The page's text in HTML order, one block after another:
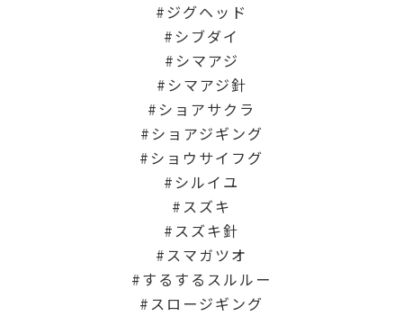
ジグヘッド
シブダイ
シマアジ
シマアジ針
ショアサクラ
ショアジギング
ショウサイフグ
シルイユ
スズキ
スズキ針
スマガツオ
するするスルルー
スロージギング